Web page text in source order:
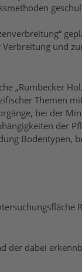
und
„Rumbecker
Themen
bei der
der
Bodentypen,
der dabei